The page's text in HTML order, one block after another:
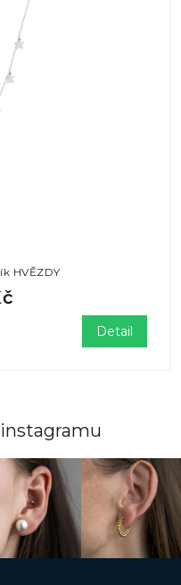
HVĚZDY
Detail